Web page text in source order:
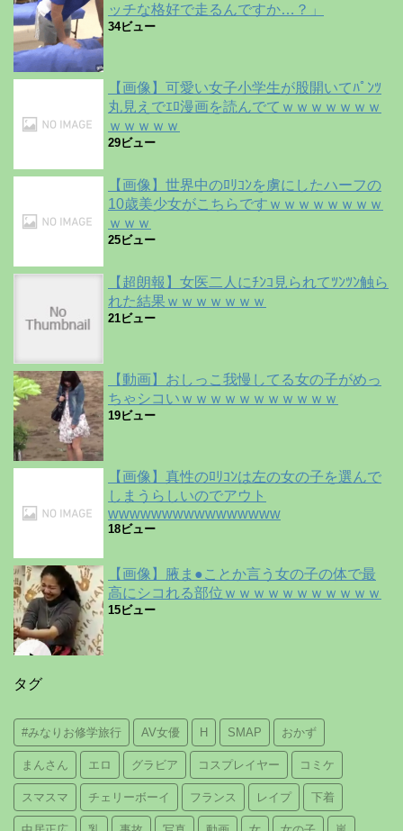
ッチな格好で走るんですか…？」
34ビュー
【画像】可愛い女子小学生が股開いてﾊﾟﾝﾂ
丸見えでｴﾛ漫画を読んでてｗｗｗｗｗｗｗ
ｗｗｗｗｗ
29ビュー
【画像】世界中のﾛﾘｺﾝを虜にしたハーフの
10歳美少女がこちらですｗｗｗｗｗｗｗｗ
ｗｗｗ
25ビュー
【超朗報】女医二人にﾁﾝｺ見られてﾂﾝﾂﾝ触ら
れた結果ｗｗｗｗｗｗｗ
21ビュー
【動画】おしっこ我慢してる女の子がめっ
ちゃシコいｗｗｗｗｗｗｗｗｗｗｗ
19ビュー
【画像】真性のﾛﾘｺﾝは左の女の子を選んで
しまうらしいのでアウト
wwwwwwwwwwwwwwww
18ビュー
【画像】腋ま●ことか言う女の子の体で最
高にシコれる部位ｗｗｗｗｗｗｗｗｗｗｗ
15ビュー
タグ
#みなりお修学旅行 AV女優 H SMAP おかず
まんさん エロ グラビア コスプレイヤー コミケ
スマスマ チェリーボーイ フランス レイプ 下着